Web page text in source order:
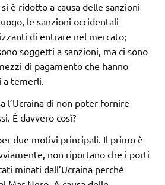
è ridotto a causa delle sanzioni
le sanzioni occidentali
di entrare nel mercato;
soggetti a sanzioni, ma ci sono
di pagamento che hanno
a temerli.
l’Ucraina di non poter fornire
È davvero così?
due motivi principali. Il primo è
non riportano che i porti
minati dall’Ucraina perché